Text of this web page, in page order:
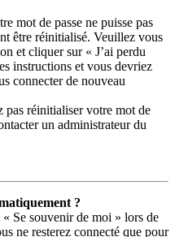
mot de passe ne puisse pas
être réinitialisé. Veuillez vous
et cliquer sur « J’ai perdu
instructions et vous devriez
connecter de nouveau
pas réinitialiser votre mot de
un administrateur du
?
Se souvenir de moi » lors de
ne resterez connecté que pour